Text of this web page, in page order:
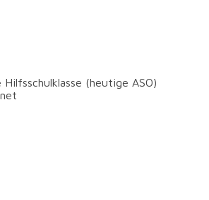
Hilfsschulklasse (heutige ASO)